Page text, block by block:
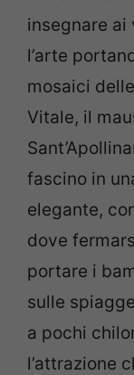
insegnare ai
l’arte
mosaici
Vitale, il
fascino in
elegante,
dove
portare i
sulle
a pochi
l’attrazione